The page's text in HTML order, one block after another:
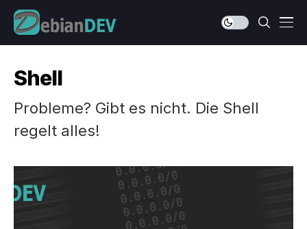
Shell
Probleme? Gibt es nicht. Die Shell
regelt alles!